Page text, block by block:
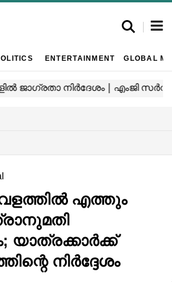
ENTERTAINMENT GLOBAL
എത്തും
യാത്രക്കാർക്ക്
നിർദ്ദേശം